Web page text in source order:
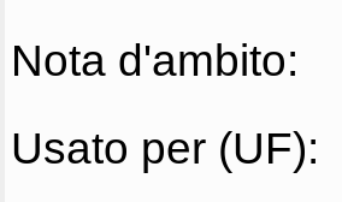
Nota d'ambito:
Usato per (UF):